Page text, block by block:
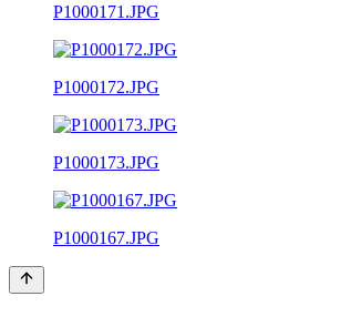
P1000171.JPG
P1000172.JPG
P1000173.JPG
P1000167.JPG